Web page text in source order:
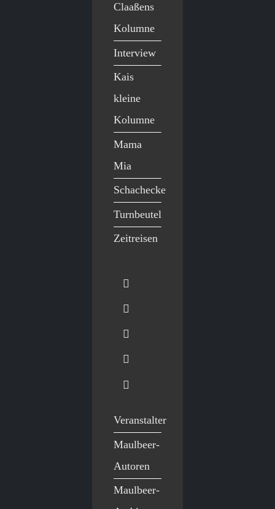
Claaßens
Kolumne
Interview
Kais
kleine
Kolumne
Mama
Mia
Schachecke
Turnbeutel
Zeitreisen
Veranstalter
Maulbeer-
Autoren
Maulbeer-